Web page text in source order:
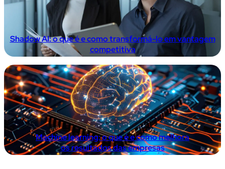
Shadow AI: o que é e como transformá-lo em vantagem
competitiva
Machine learning: o que é e como melhora
os resultados das empresas